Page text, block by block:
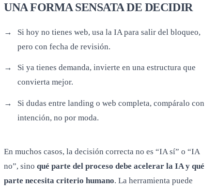
UNA FORMA SENSATA DE DECIDIR
Si hoy no tienes web, usa la IA para salir del bloqueo,
pero con fecha de revisión.
Si ya tienes demanda, invierte en una estructura que
convierta mejor.
Si dudas entre landing o web completa, compáralo con
intención, no por moda.
En muchos casos, la decisión correcta no es “IA sí” o “IA
no”, sino qué parte del proceso debe acelerar la IA y qué
parte necesita criterio humano. La herramienta puede